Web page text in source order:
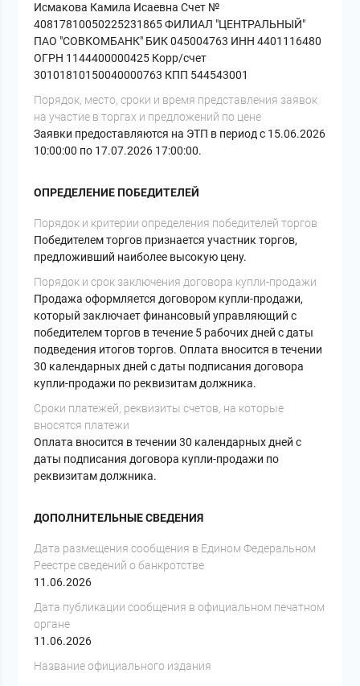
Исмакова Камила Исаевна Счет №
40817810050225231865 ФИЛИАЛ "ЦЕНТРАЛЬНЫЙ"
ПАО "СОВКОМБАНК" БИК 045004763 ИНН 4401116480
ОГРН 1144400000425 Корр/счет
30101810150040000763 КПП 544543001
Порядок, место, сроки и время представления заявок
на участие в торгах и предложений по цене
Заявки предоставляются на ЭТП в период с 15.06.2026
10:00:00 по 17.07.2026 17:00:00.
ОПРЕДЕЛЕНИЕ ПОБЕДИТЕЛЕЙ
Порядок и критерии определения победителей торгов
Победителем торгов признается участник торгов,
предложивший наиболее высокую цену.
Порядок и срок заключения договора купли-продажи
Продажа оформляется договором купли-продажи,
который заключает финансовый управляющий с
победителем торгов в течение 5 рабочих дней с даты
подведения итогов торгов. Оплата вносится в течении
30 календарных дней с даты подписания договора
купли-продажи по реквизитам должника.
Сроки платежей, реквизиты счетов, на которые
вносятся платежи
Оплата вносится в течении 30 календарных дней с
даты подписания договора купли-продажи по
реквизитам должника.
ДОПОЛНИТЕЛЬНЫЕ СВЕДЕНИЯ
Дата размещения сообщения в Едином Федеральном
Реестре сведений о банкротстве
11.06.2026
Дата публикации сообщения в официальном печатном
органе
11.06.2026
Название официального издания